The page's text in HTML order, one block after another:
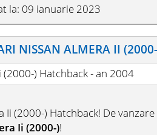
la: 09 ianuarie 2023
NISSAN ALMERA II
) Hatchback - an 2004
Ii (2000-) Hatchback! De vanzare
Ii (2000-)!